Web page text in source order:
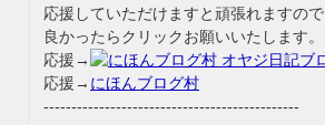
応援していただけますと頑張れますので
良かったらクリックお願いいたします。
応援→
応援→ にほんブログ村
----------------------------------------------